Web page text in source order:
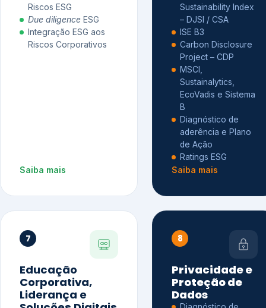
Riscos ESG
Due diligence ESG
Integração ESG aos
Riscos Corporativos
Saiba mais
Sustainability Index
– DJSI / CSA
ISE B3
Carbon Disclosure
Project – CDP
MSCI,
Sustainalytics,
EcoVadis e Sistema
B
Diagnóstico de
aderência e Plano
de Ação
Ratings ESG
Saiba mais
7
Educação
Corporativa,
Liderança e
8
Privacidade e
Proteção de
Dados